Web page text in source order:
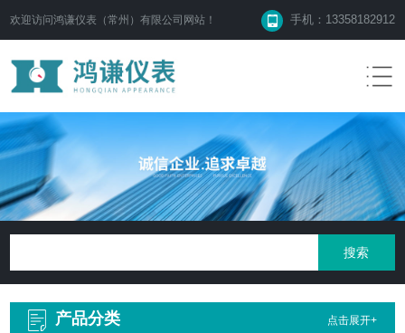
欢迎访问鸿谦仪表（常州）有限公司网站！ 手机：13358182912
产品分类 点击展开+